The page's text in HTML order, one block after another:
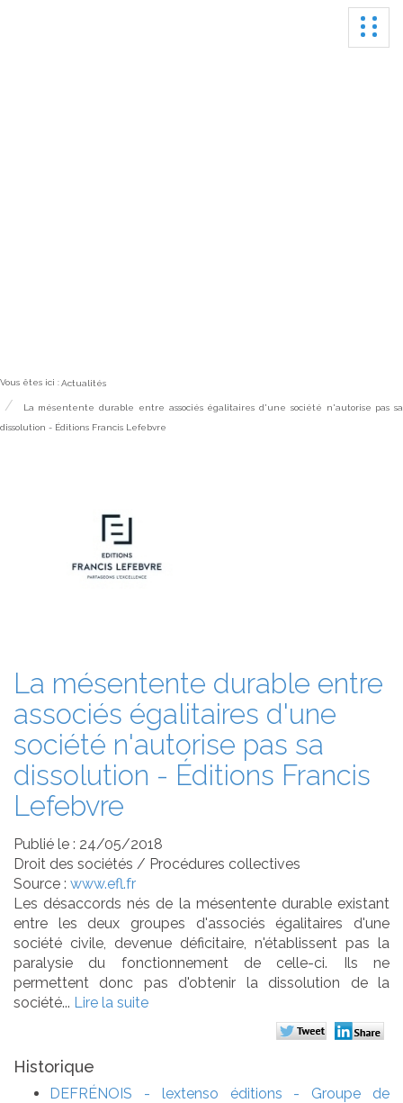
Vous êtes ici :Actualités
La mésentente durable entre associés égalitaires d'une société n'autorise pas sa
dissolution - Éditions Francis Lefebvre
La mésentente durable entre
associés égalitaires d'une
société n'autorise pas sa
dissolution - Éditions Francis
Lefebvre
Publié le : 24/05/2018
Droit des sociétés / Procédures collectives
Source : www.efl.fr
Les désaccords nés de la mésentente durable existant
entre les deux groupes d'associés égalitaires d'une
société civile, devenue déficitaire, n'établissent pas la
paralysie du fonctionnement de celle-ci. Ils ne
permettent donc pas d'obtenir la dissolution de la
société... Lire la suite
Historique
DEFRÉNOIS - lextenso éditions - Groupe de